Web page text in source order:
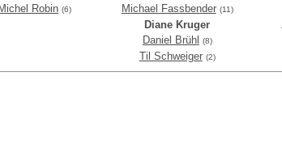
Michel Robin (6)
Michael Fassbender (11)
Diane Kruger
Daniel Brühl
(8)
Til Schweiger (2)